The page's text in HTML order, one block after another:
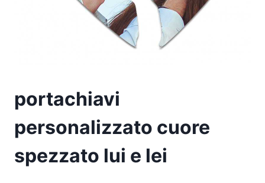
portachiavi
personalizzato cuore
spezzato lui e lei